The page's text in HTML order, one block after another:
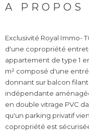
A
Exclusivité Royal Immo-
d'une copropriété
appartement de type 1
m² composé d'une
donnant sur balcon filant
indépendante
en double vitrage PVC
qu'un parking privatif
copropriété est